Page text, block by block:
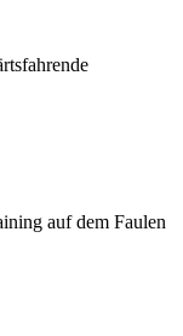
auf dem Faulen